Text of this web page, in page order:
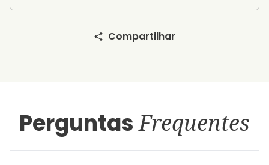
Compartilhar
PerguntasFrequentes